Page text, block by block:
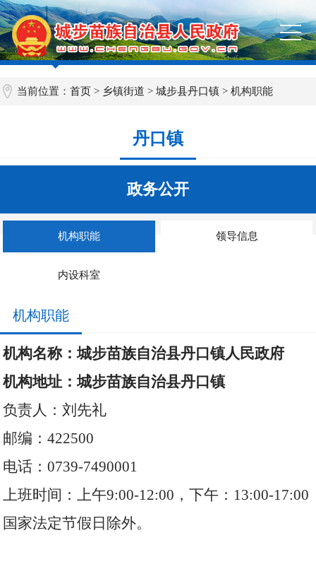
当前位置：首页 > 乡镇街道 >城步县丹口镇 > 机构职能
丹口镇
政务公开
机构职能 领导信息
内设科室
机构职能
机构名称：城步苗族自治县丹口镇人民政府
机构地址：城步苗族自治县丹口镇
负责人：刘先礼
邮编：422500
电话：0739-7490001
上班时间：上午9:00-12:00，下午：13:00-17:00
国家法定节假日除外。